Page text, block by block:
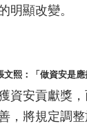
明顯改變。
熙：「做資安是
資安貢獻獎
，將規定調